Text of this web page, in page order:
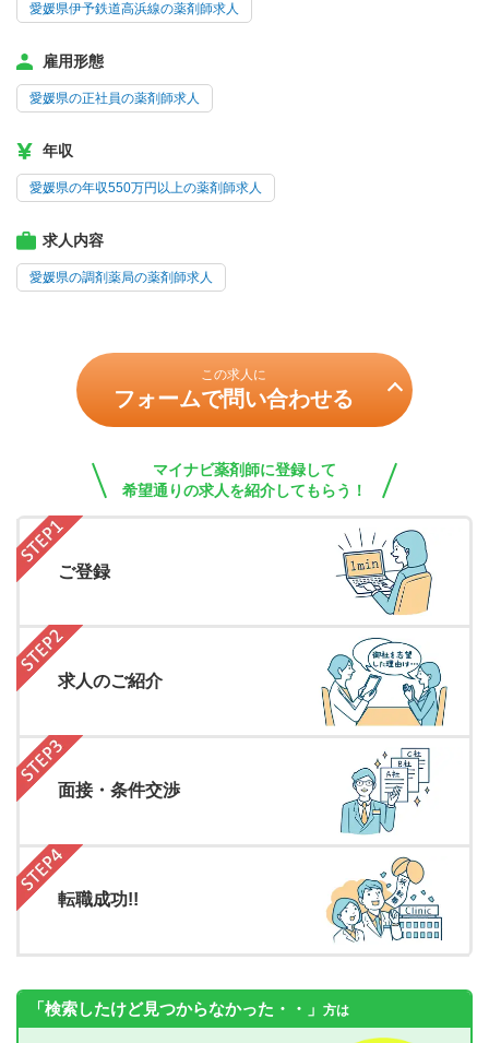
愛媛県伊予鉄道高浜線の薬剤師求人
雇用形態
愛媛県の正社員の薬剤師求人
年収
愛媛県の年収550万円以上の薬剤師求人
求人内容
愛媛県の調剤薬局の薬剤師求人
この求人に
フォームで問い合わせる
マイナビ薬剤師に登録して
希望通りの求人を紹介してもらう！
ご登録
求人のご紹介
面接・条件交渉
転職成功!!
「検索したけど見つからなかった・・」 方は